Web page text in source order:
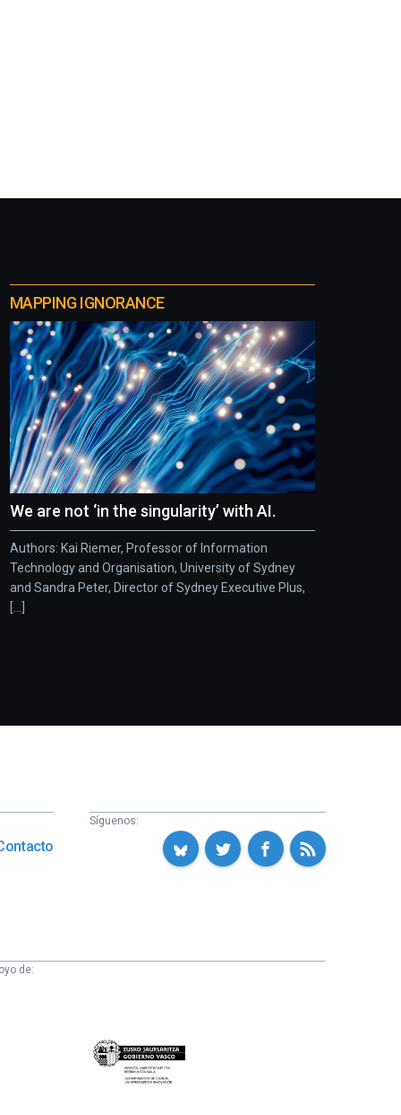
MAPPING IGNORANCE
We are not ‘in the singularity’ with AI.
Authors: Kai Riemer, Professor of Information
Technology and Organisation, University of Sydney
and Sandra Peter, Director of Sydney Executive Plus,
[...]
Síguenos:
de:
Eusko
Jaurlaritza